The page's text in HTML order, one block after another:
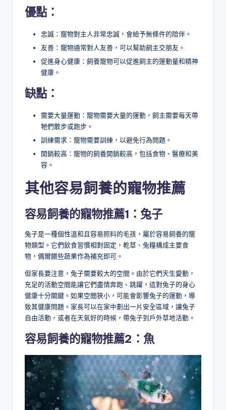
優點：
忠誠：寵物對主人非常忠誠，會給予無條件的陪伴。
友善：寵物通常對人友善，可以幫助飼主交朋友。
促進身心健康：飼養寵物可以促進飼主的運動量和精神
健康。
缺點：
需要大量運動：寵物需要大量的運動，飼主需要每天帶
牠們散步或跑步。
訓練需求：寵物需要訓練，以避免行為問題。
開銷較高：寵物的飼養開銷較高，包括食物、醫療和美
容。
其他容易飼養的寵物推薦
容易飼養的寵物推薦1： 兔子
兔子是一種個性溫和且容易照料的毛孩，屬於容易飼養的寵
物類型。它們飲食習慣相對固定，乾草、兔糧構成主要食
物，偶爾餵些蔬果作為補充即可。
但家長要注意，兔子需要較大的空間。由於它們天生愛動，
充足的活動空間能讓它們盡情奔跑、跳躍，這對兔子的身心
健康十分關鍵。如果空間狹小，可能會影響兔子的運動，導
致其健康問題。家長可以在家中劃出一片安全區域，讓兔子
自由活動，或者在天氣好的時候，帶兔子到戶外草地活動。
容易飼養的寵物推薦2： 魚